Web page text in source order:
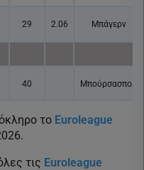
29 2.06 Μπάγερν
40 Μπούρσασπορ
το Euroleague
τις Euroleague